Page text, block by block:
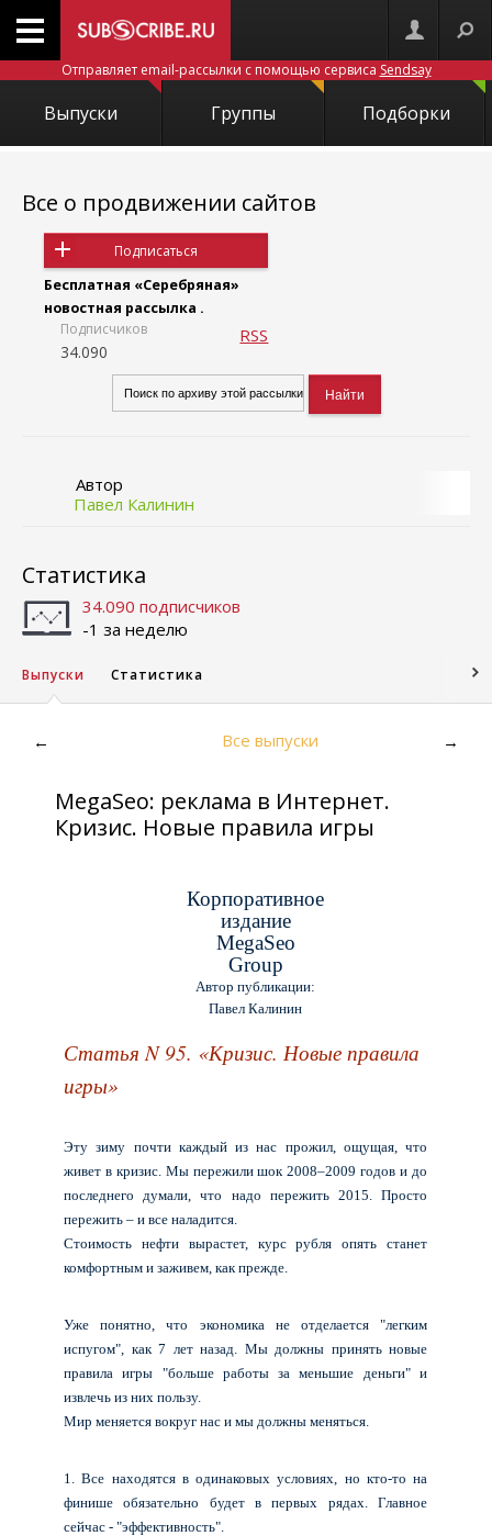
Отправляет email-рассылки с помощью сервиса Sendsay
Выпуски Группы Подборки
Все о продвижении сайтов
Подписаться
Бесплатная «Серебряная»
новостная рассылка .
Подписчиков
34.090
RSS
Автор
Павел Калинин
Статистика
34.090 подписчиков
-1 за неделю
Выпуски Статистика
← Все выпуски →
MegaSeo: реклама в Интернет.
Кризис. Новые правила игры
Корпоративное
издание
MegaSeo
Group
Автор публикации:
Павел Калинин
Статья N 95. «Кризис. Новые правила
игры»
Эту зиму почти каждый из нас прожил, ощущая, что
живет в кризис. Мы пережили шок 2008–2009 годов и до
последнего думали, что надо пережить 2015. Просто
пережить – и все наладится.
Стоимость нефти вырастет, курс рубля опять станет
комфортным и заживем, как прежде.
Уже понятно, что экономика не отделается "легким
испугом", как 7 лет назад. Мы должны принять новые
правила игры "больше работы за меньшие деньги" и
извлечь из них пользу.
Мир меняется вокруг нас и мы должны меняться.
1. Все находятся в одинаковых условиях, но кто-то на
финише обязательно будет в первых рядах. Главное
сейчас - "эффективность".